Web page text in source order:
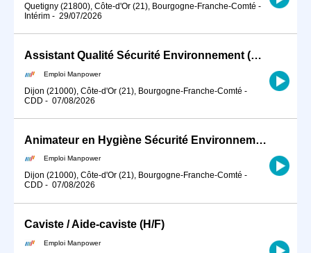
Quetigny (21800), Côte-d'Or (21), Bourgogne-Franche-Comté -
Intérim - 29/07/2026
Assistant Qualité Sécurité Environnement (QSE) CDD 6 mois à DIJON 21000 (H/F)
Emploi Manpower
Dijon (21000), Côte-d'Or (21), Bourgogne-Franche-Comté -
CDD - 07/08/2026
Animateur en Hygiène Sécurité Environnement en CDD à Dijon (H/F)
Emploi Manpower
Dijon (21000), Côte-d'Or (21), Bourgogne-Franche-Comté -
CDD - 07/08/2026
Caviste / Aide-caviste (H/F)
Emploi Manpower